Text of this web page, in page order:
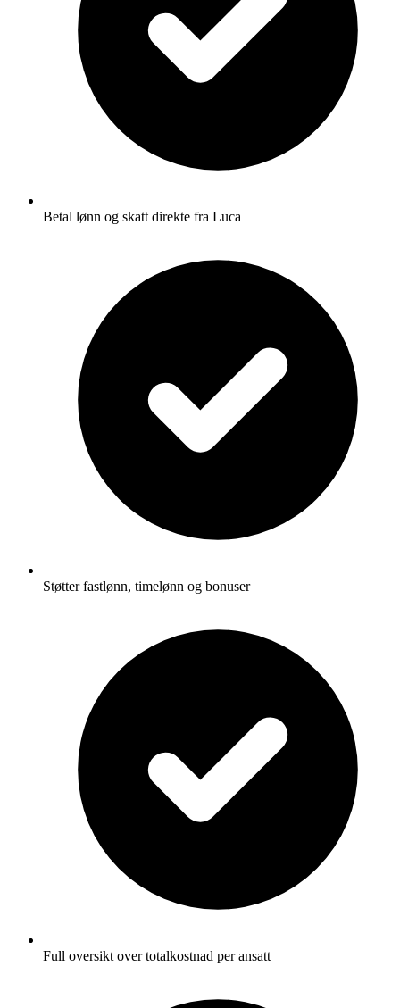
Betal lønn og skatt direkte fra Luca
Støtter fastlønn, timelønn og bonuser
Full oversikt over totalkostnad per ansatt